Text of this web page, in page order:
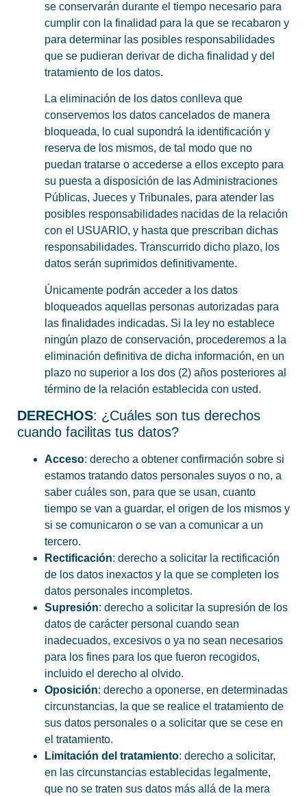
se conservarán durante el tiempo necesario para
cumplir con la finalidad para la que se recabaron y
para determinar las posibles responsabilidades
que se pudieran derivar de dicha finalidad y del
tratamiento de los datos.
La eliminación de los datos conlleva que
conservemos los datos cancelados de manera
bloqueada, lo cual supondrá la identificación y
reserva de los mismos, de tal modo que no
puedan tratarse o accederse a ellos excepto para
su puesta a disposición de las Administraciones
Públicas, Jueces y Tribunales, para atender las
posibles responsabilidades nacidas de la relación
con el USUARIO, y hasta que prescriban dichas
responsabilidades. Transcurrido dicho plazo, los
datos serán suprimidos definitivamente.
Únicamente podrán acceder a los datos
bloqueados aquellas personas autorizadas para
las finalidades indicadas. Si la ley no establece
ningún plazo de conservación, procederemos a la
eliminación definitiva de dicha información, en un
plazo no superior a los dos (2) años posteriores al
término de la relación establecida con usted.
DERECHOS: ¿Cuáles son tus derechos
cuando facilitas tus datos?
Acceso: derecho a obtener confirmación sobre si
estamos tratando datos personales suyos o no, a
saber cuáles son, para que se usan, cuanto
tiempo se van a guardar, el origen de los mismos y
si se comunicaron o se van a comunicar a un
tercero.
Rectificación: derecho a solicitar la rectificación
de los datos inexactos y la que se completen los
datos personales incompletos.
Supresión: derecho a solicitar la supresión de los
datos de carácter personal cuando sean
inadecuados, excesivos o ya no sean necesarios
para los fines para los que fueron recogidos,
incluido el derecho al olvido.
Oposición: derecho a oponerse, en determinadas
circunstancias, la que se realice el tratamiento de
sus datos personales o a solicitar que se cese en
el tratamiento.
Limitación del tratamiento: derecho a solicitar,
en las circunstancias establecidas legalmente,
que no se traten sus datos más allá de la mera